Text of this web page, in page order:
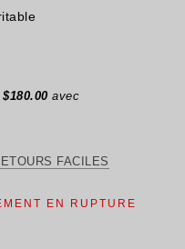
$180.00 avec
FACILES
EN RUPTURE